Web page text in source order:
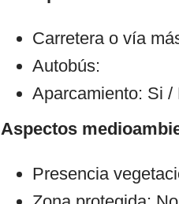
Carretera o vía
Autobús:
Aparcamiento: Si /
Aspectos
Presencia